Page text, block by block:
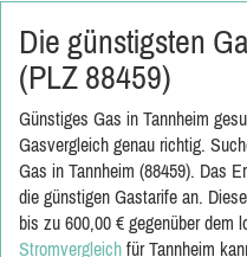
Die günstigsten
(PLZ 88459)
Günstiges Gas in Tannheim
Gasvergleich genau richtig.
Gas in Tannheim (88459). Das
die günstigen Gastarife an.
bis zu 600,00 € gegenüber dem
Stromvergleich für Tannheim